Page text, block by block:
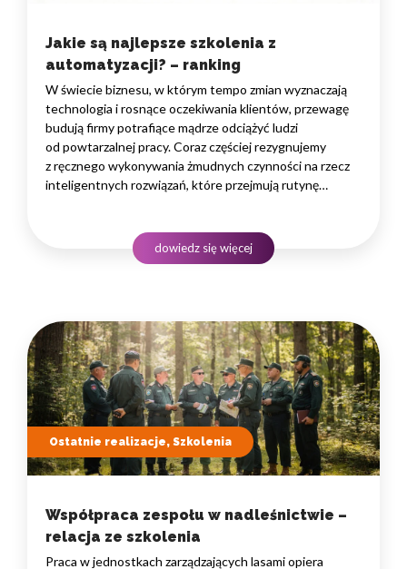
Jakie są najlepsze szkolenia z
automatyzacji? – ranking
W świecie biznesu, w którym tempo zmian wyznaczają
technologia i rosnące oczekiwania klientów, przewagę
budują firmy potrafiące mądrze odciążyć ludzi
od powtarzalnej pracy. Coraz częściej rezygnujemy
z ręcznego wykonywania żmudnych czynności na rzecz
inteligentnych rozwiązań, które przejmują rutynę
rozwojowego to decyzja strategiczna — wpływa
na wydajność zespołów,…
dowiedz się więcej
Ostatnie realizacje, Szkolenia
Współpraca zespołu w nadleśnictwie –
relacja ze szkolenia
Praca w jednostkach zarządzających lasami opiera